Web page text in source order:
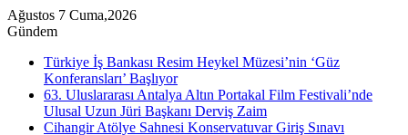
Ağustos 7 Cuma,2026
Gündem
Türkiye İş Bankası Resim Heykel Müzesi’nin ‘Güz
Konferansları’ Başlıyor
63. Uluslararası Antalya Altın Portakal Film Festivali’nde
Ulusal Uzun Jüri Başkanı Derviş Zaim
Cihangir Atölye Sahnesi Konservatuvar Giriş Sınavı